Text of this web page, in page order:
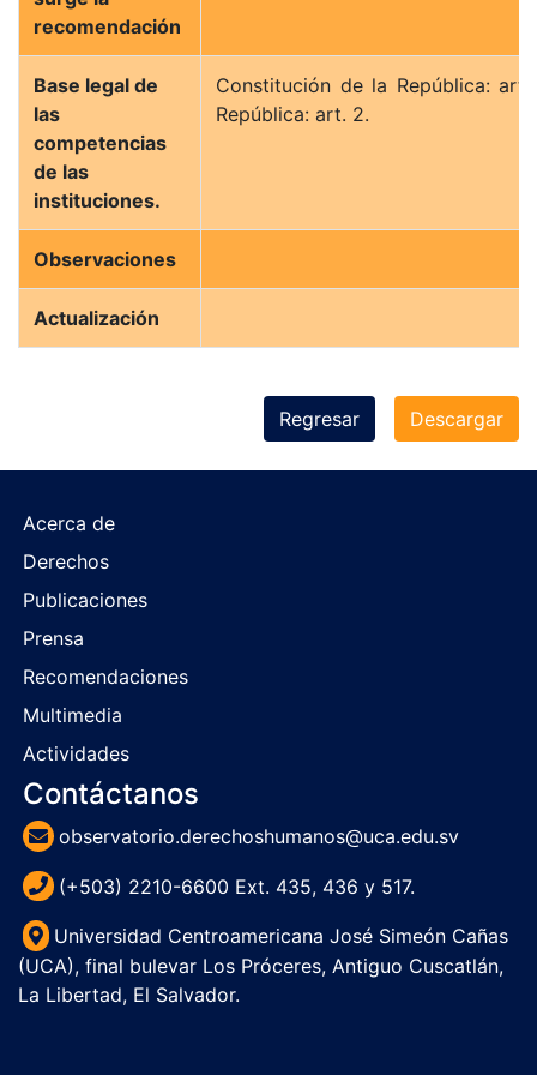
recomendación
Base legal de
las
competencias
de las
instituciones.
Constitución de la República:
República: art. 2.
Observaciones
Actualización
Descargar
Regresar
Acerca de
Derechos
Publicaciones
Prensa
Recomendaciones
Multimedia
Actividades
Contáctanos
observatorio.derechoshumanos@uca.edu.sv
(+503) 2210-6600 Ext. 435, 436 y 517.
Universidad Centroamericana José Simeón Cañas
(UCA), final bulevar Los Próceres, Antiguo Cuscatlán,
La Libertad, El Salvador.